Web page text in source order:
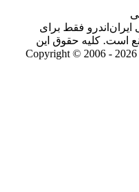
ایران‌اندرو فقط برای
است. کلیه حقوق این